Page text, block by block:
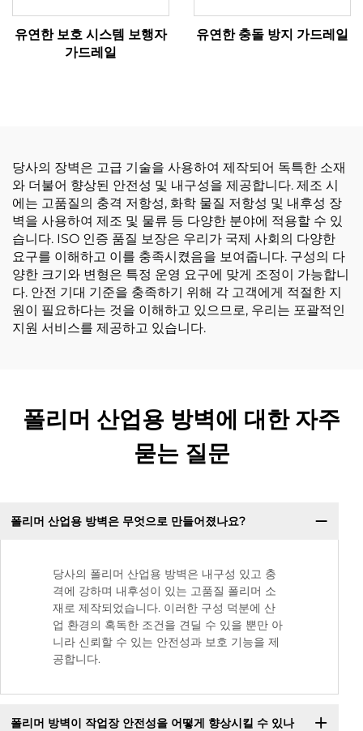
유연한 보호 시스템 보행자
가드레일
유연한 충돌 방지 가드레일
당사의 장벽은 고급 기술을 사용하여 제작되어 독특한 소재
와 더불어 향상된 안전성 및 내구성을 제공합니다. 제조 시
에는 고품질의 충격 저항성, 화학 물질 저항성 및 내후성 장
벽을 사용하여 제조 및 물류 등 다양한 분야에 적용할 수 있
습니다. ISO 인증 품질 보장은 우리가 국제 사회의 다양한
요구를 이해하고 이를 충족시켰음을 보여줍니다. 구성의 다
양한 크기와 변형은 특정 운영 요구에 맞게 조정이 가능합니
다. 안전 기대 기준을 충족하기 위해 각 고객에게 적절한 지
원이 필요하다는 것을 이해하고 있으므로, 우리는 포괄적인
지원 서비스를 제공하고 있습니다.
폴리머 산업용 방벽에 대한 자주
묻는 질문
폴리머 산업용 방벽은 무엇으로 만들어졌나요?
당사의 폴리머 산업용 방벽은 내구성 있고 충
격에 강하며 내후성이 있는 고품질 폴리머 소
재로 제작되었습니다. 이러한 구성 덕분에 산
업 환경의 혹독한 조건을 견딜 수 있을 뿐만 아
니라 신뢰할 수 있는 안전성과 보호 기능을 제
공합니다.
폴리머 방벽이 작업장 안전성을 어떻게 향상시킬 수 있나